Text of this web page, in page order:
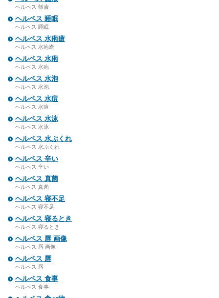
ヘルペス 髄液
ヘルペス 睡眠
ヘルペス 睡眠
ヘルペス 水疱瘡
ヘルペス 水疱瘡
ヘルペス 水疱
ヘルペス 水疱
ヘルペス 水泡
ヘルペス 水泡
ヘルペス 水痘
ヘルペス 水痘
ヘルペス 水泳
ヘルペス 水泳
ヘルペス 水ぶくれ
ヘルペス 水ぶくれ
ヘルペス 辛い
ヘルペス 辛い
ヘルペス 真菌
ヘルペス 真菌
ヘルペス 寝不足
ヘルペス 寝不足
ヘルペス 寝るとき
ヘルペス 寝るとき
ヘルペス 唇 画像
ヘルペス 唇 画像
ヘルペス 唇
ヘルペス 唇
ヘルペス 食事
ヘルペス 食事